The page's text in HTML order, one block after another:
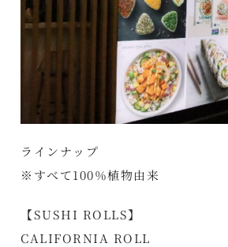
ラインナップ
※すべて100％植物由来
【SUSHI ROLLS】
CALIFORNIA ROLL